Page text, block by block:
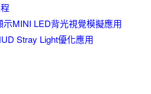
MINI LED背光視覺模擬應用
Stray Light優化應用